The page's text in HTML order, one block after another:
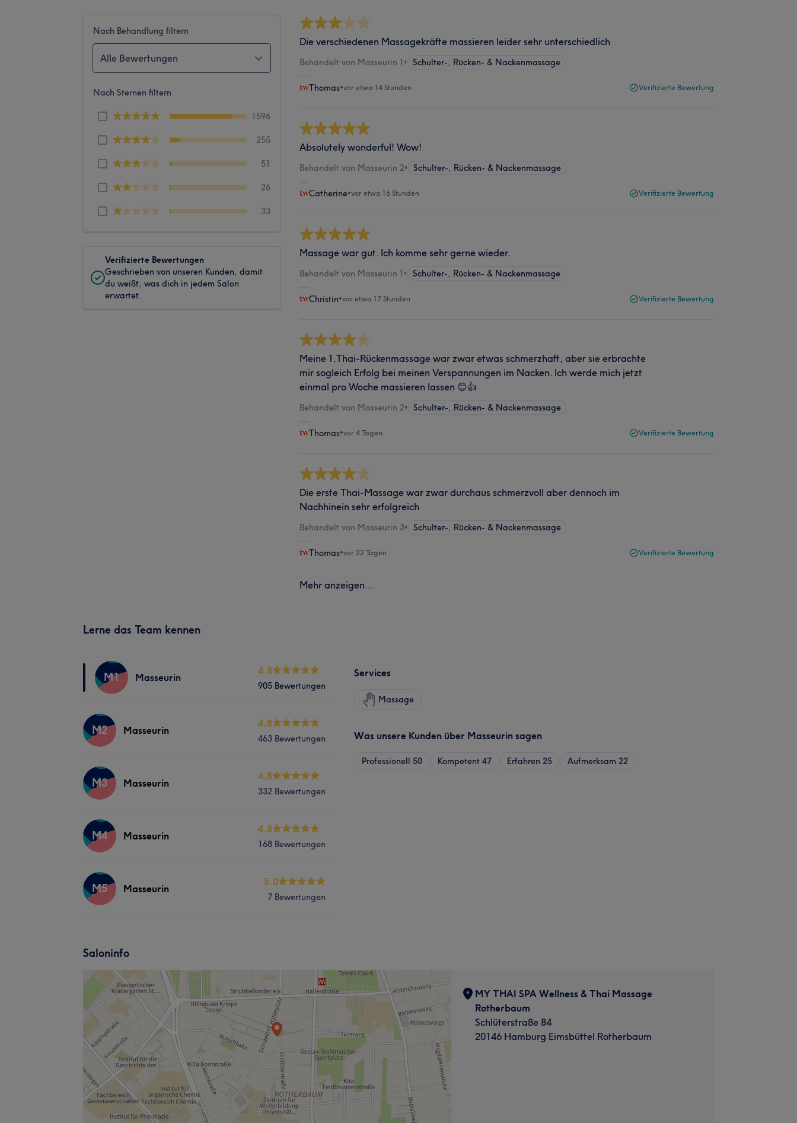
Nach Behandlung filtern
Alle Bewertungen
Nach Sternen filtern
1596
255
51
26
33
Verifizierte Bewertungen
Geschrieben von unseren Kunden, damit
du weißt, was dich in jedem Salon
erwartet.
Die verschiedenen Massagekräfte massieren leider sehr unterschiedlich
Behandelt von Masseurin 1 • Schulter-, Rücken- & Nackenmassage
Thomas•vor etwa 14 Stunden Verifizierte Bewertung
Absolutely wonderful! Wow!
Behandelt von Masseurin 2• Schulter-, Rücken- & Nackenmassage
Catherine•vor etwa 16 Stunden Verifizierte Bewertung
Massage war gut. Ich komme sehr gerne wieder.
Behandelt von Masseurin 1 • Schulter-, Rücken- & Nackenmassage
Christin•vor etwa 17 Stunden Verifizierte Bewertung
Meine 1.Thai-Rückenmassage war zwar etwas schmerzhaft, aber sie erbrachte
mir sogleich Erfolg bei meinen Verspannungen im Nacken. Ich werde mich jetzt
einmal pro Woche massieren lassen 😊👍
Behandelt von Masseurin 2• Schulter-, Rücken- & Nackenmassage
Thomas•vor 4 Tagen Verifizierte Bewertung
Die erste Thai-Massage war zwar durchaus schmerzvoll aber dennoch im
Nachhinein sehr erfolgreich
Behandelt von Masseurin 3• Schulter-, Rücken- & Nackenmassage
Thomas•vor 22 Tagen Verifizierte Bewertung
Mehr anzeigen...
Lerne das Team kennen
M1 Masseurin
4.8
905 Bewertungen
M2 Masseurin
4.8
463 Bewertungen
M3 Masseurin
4.8
332 Bewertungen
M4 Masseurin
4.8
168 Bewertungen
M5 Masseurin
5.0
7 Bewertungen
Services
Massage
Was unsere Kunden über Masseurin sagen
Professionell 50 Kompetent 47 Erfahren 25 Aufmerksam 22
Saloninfo
MY THAI SPA Wellness & Thai Massage
Rotherbaum
Schlüterstraße 84
20146 Hamburg Eimsbüttel Rotherbaum